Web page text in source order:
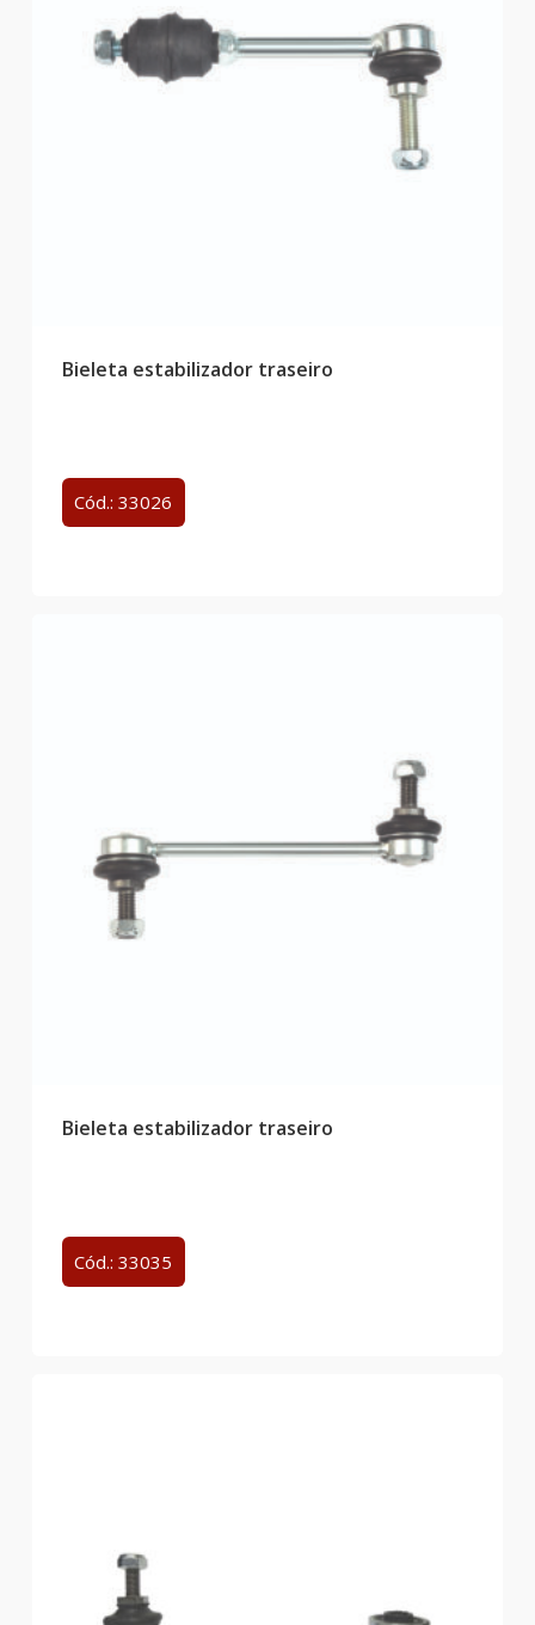
Bieleta estabilizador traseiro
Cód.: 33026
Bieleta estabilizador traseiro
Cód.: 33035